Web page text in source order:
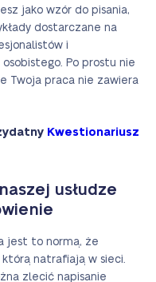
jako wzór do pisania,
dostarczane na
i
Po prostu nie
Twoja praca nie zawiera
Kwestionariusz
usłudze
jest to normą, że
natrafiają w sieci.
zlecić napisanie